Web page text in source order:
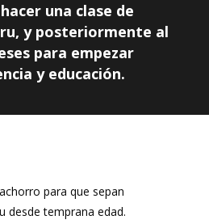
una clase de
y posteriormente al
para empezar
y educación.
para que sepan
desde temprana edad.